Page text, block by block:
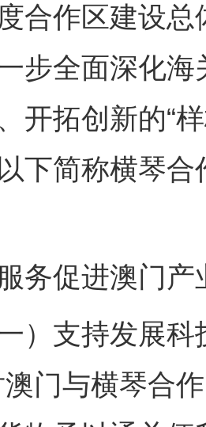
合作区建设总
步全面深化
开拓创新的“
下简称横琴
促进澳门产
持发展科技
澳门与横琴合